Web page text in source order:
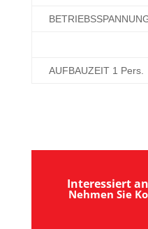
AUFBAUZEIT 1 Pers.
Interessiert
Nehmen Sie